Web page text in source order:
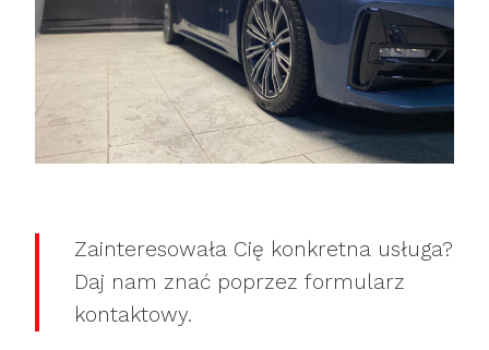
Zainteresowała Cię konkretna usługa?
Daj nam znać poprzez formularz
kontaktowy.